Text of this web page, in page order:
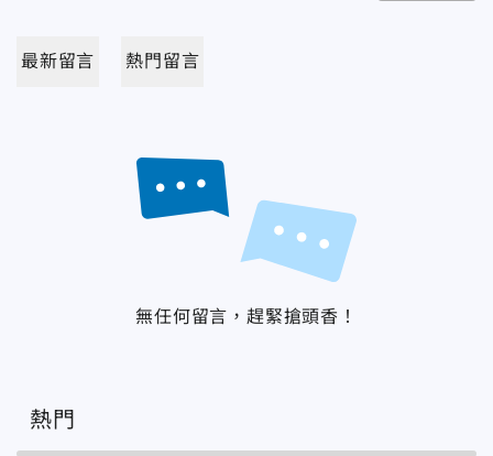
最新留言 熱門留言
無任何留言，趕緊搶頭香！
熱門